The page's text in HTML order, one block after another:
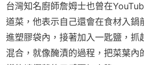
台灣知名廚師詹姆士也曾在
道菜，他表示自己還會在食材入鍋
進塑膠袋內，接著加入一匙鹽，抓
混合，就像醃漬的過程，把菜葉內